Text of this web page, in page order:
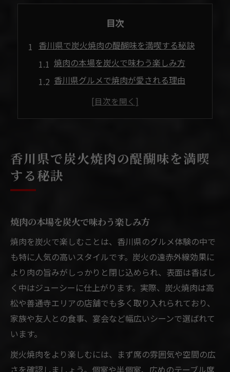
目次
香川県で炭火焼肉の醍醐味を満喫する秘訣
焼肉の本場を炭火で味わう楽しみ方
香川県グルメで焼肉が愛される理由
炭火焼肉で引き出す肉の旨み体験法
炭火の香ばしさ際立つ焼肉体験に迫る
焼肉の炭火調理が生み出す旨みの秘密
炭火焼肉で味わう香ばしさの魅力を解説
炭火焼肉で広がる香川県グルメの世界
焼肉体験を格上げする炭火の選び方
焼肉好きも納得の香川県グルメ巡り提案
焼肉を満喫できる香川県グルメコース
焼肉好き必見の香川県最新グルメ事情
地元で愛される焼肉の食べ歩きポイント
焼肉グルメ巡りで味わう炭火の魅力
家族で楽しむ本格炭火焼肉の魅力とは
香川県で炭火焼肉の醍醐味を満喫
する秘訣
焼肉の本場を炭火で味わう楽しみ方
焼肉を炭火で楽しむことは、香川県のグルメ体験の中で
も特に人気の高いスタイルです。炭火の遠赤外線効果に
より肉の旨みがしっかりと閉じ込められ、表面は香ばし
く中はジューシーに仕上がります。実際、炭火焼肉は高
松や善通寺エリアの店舗でも多く取り入れられており、
家族や友人との食事、宴会など幅広いシーンで選ばれて
います。
炭火焼肉をより楽しむには、まず席の雰囲気や空間の広
さを確認しましょう。個室や半個室、広めのテーブル席